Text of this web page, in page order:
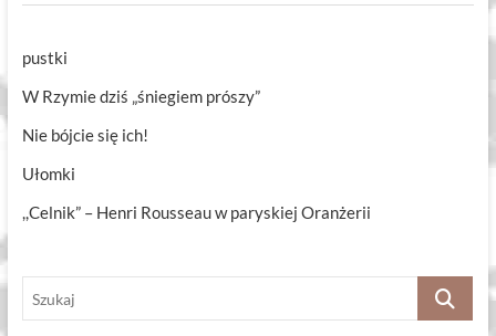
pustki
W Rzymie dziś „śniegiem prószy”
Nie bójcie się ich!
Ułomki
,,Celnik” – Henri Rousseau w paryskiej Oranżerii
Szukaj